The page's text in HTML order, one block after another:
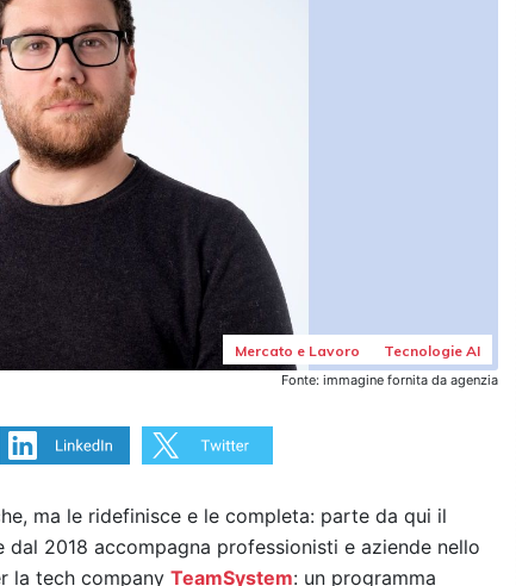
Mercato e Lavoro Tecnologie AI
Fonte: immagine fornita da agenzia
ma le ridefinisce e le completa: parte da qui il
dal 2018 accompagna professionisti e aziende nello
la tech company TeamSystem: un programma